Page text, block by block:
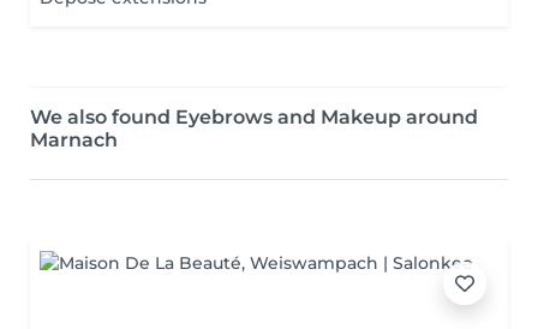
We also found Eyebrows and Makeup around
Marnach